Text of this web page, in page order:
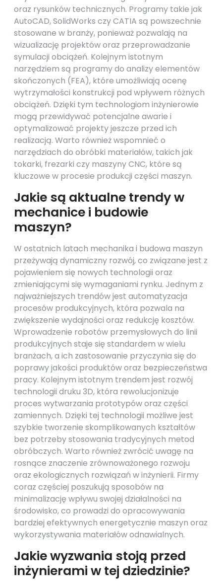
oraz rysunków technicznych. Programy takie jak
AutoCAD, SolidWorks czy CATIA są powszechnie
stosowane w branży, ponieważ pozwalają na
wizualizację projektów oraz przeprowadzanie
symulacji obciążeń. Kolejnym istotnym
narzędziem są programy do analizy elementów
skończonych (FEA), które umożliwiają ocenę
wytrzymałości konstrukcji pod wpływem różnych
obciążeń. Dzięki tym technologiom inżynierowie
mogą przewidywać potencjalne awarie i
optymalizować projekty jeszcze przed ich
realizacją. Warto również wspomnieć o
narzędziach do obróbki materiałów, takich jak
tokarki, frezarki czy maszyny CNC, które są
kluczowe w procesie produkcji części maszyn.
Jakie są aktualne trendy w
mechanice i budowie
maszyn?
W ostatnich latach mechanika i budowa maszyn
przeżywają dynamiczny rozwój, co związane jest z
pojawieniem się nowych technologii oraz
zmieniającymi się wymaganiami rynku. Jednym z
najważniejszych trendów jest automatyzacja
procesów produkcyjnych, która pozwala na
zwiększenie wydajności oraz redukcję kosztów.
Wprowadzenie robotów przemysłowych do linii
produkcyjnych staje się standardem w wielu
branżach, a ich zastosowanie przyczynia się do
poprawy jakości produktów oraz bezpieczeństwa
pracy. Kolejnym istotnym trendem jest rozwój
technologii druku 3D, która rewolucjonizuje
proces wytwarzania prototypów oraz części
zamiennych. Dzięki tej technologii możliwe jest
szybkie tworzenie skomplikowanych kształtów
bez potrzeby stosowania tradycyjnych metod
obróbczych. Warto również zwrócić uwagę na
rosnące znaczenie zrównoważonego rozwoju
oraz ekologicznych rozwiązań w inżynierii. Firmy
coraz częściej poszukują sposobów na
minimalizację wpływu swojej działalności na
środowisko, co prowadzi do opracowywania
bardziej efektywnych energetycznie maszyn oraz
wykorzystywania materiałów odnawialnych.
Jakie wyzwania stoją przed
inżynierami w tej dziedzinie?